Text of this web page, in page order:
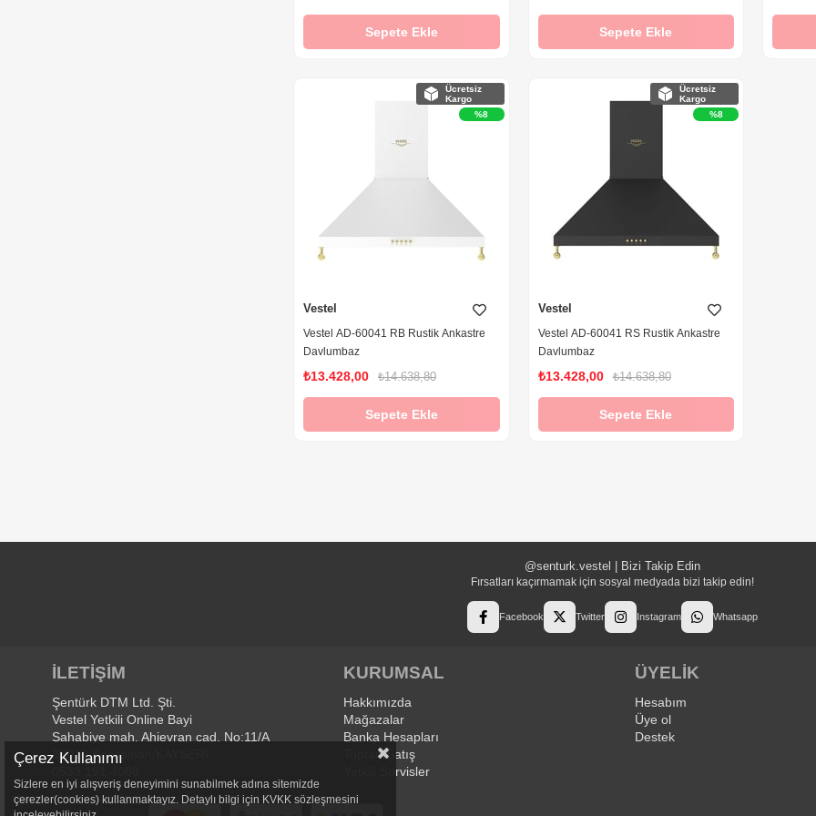
Sepete Ekle Sepete Ekle
Vestel
Vestel AD-60041 RB Rustik Ankastre
Davlumbaz
₺13.428,00 ₺14.638,80
Sepete Ekle
Ücretsiz
Kargo
%8
Vestel
Vestel AD-60041 RS Rustik Ankastre
Davlumbaz
₺13.428,00 ₺14.638,80
Sepete Ekle
Ücretsiz
Kargo
%8
@senturk.vestel | Bizi Takip Edin
Fırsatları kaçırmamak için sosyal medyada bizi takip edin!
Facebook Twitter Instagram Whatsapp
İLETİŞİM
Şentürk DTM Ltd. Şti.
Vestel Yetkili Online Bayi
Sahabiye mah. Ahievran cad. No:11/A
38010 Kocasinan/KAYSERİ
KURUMSAL
Hakkımızda
Mağazalar
Banka Hesapları
Toptan Satış
Yetkili Servisler
ÜYELİK
Hesabım
Üye ol
Destek
Çerez Kullanımı
Sizlere en iyi alışveriş deneyimini sunabilmek adına sitemizde
çerezler(cookies) kullanmaktayız. Detaylı bilgi için KVKK sözleşmesini